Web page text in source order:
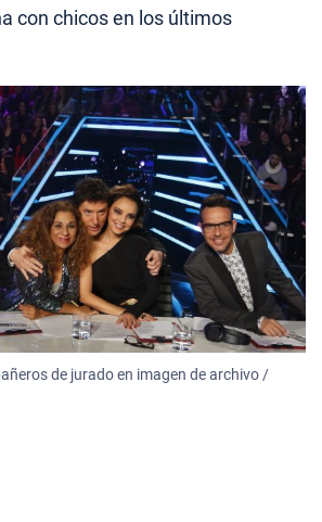
con chicos en los últimos
de jurado en imagen de archivo /